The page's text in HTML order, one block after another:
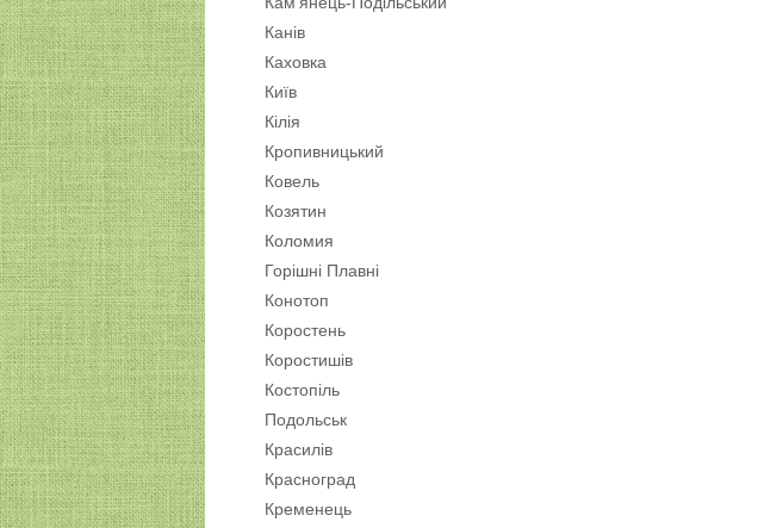
Канів
Каховка
Київ
Кілія
Кропивницький
Ковель
Козятин
Коломия
Горішні Плавні
Конотоп
Коростень
Коростишів
Костопіль
Подольськ
Красилів
Красноград
Кременець